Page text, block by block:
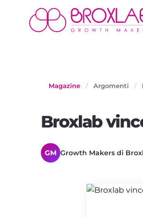
Magazine / Argomenti /
Broxlab
GM Growth Makers di